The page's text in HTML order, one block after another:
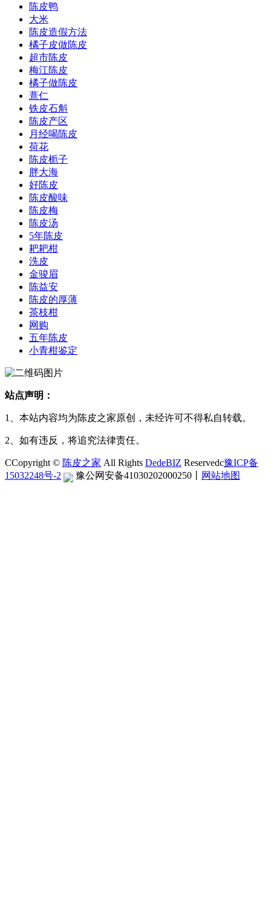
陈皮鸭
大米
陈皮造假方法
橘子皮做陈皮
超市陈皮
梅江陈皮
橘子做陈皮
薏仁
铁皮石斛
陈皮产区
月经喝陈皮
荷花
陈皮栀子
胖大海
好陈皮
陈皮酸味
陈皮梅
陈皮汤
5年陈皮
耙耙柑
洗皮
金骏眉
陈益安
陈皮的厚薄
茶枝柑
网购
五年陈皮
小青柑鉴定
站点声明：
1、本站内容均为陈皮之家原创，未经许可不得私自转载。
2、如有违反，将追究法律责任。
CCopyright © 陈皮之家 All Rights DedeBIZ Reservedc豫ICP备
15032248号-2
豫公网安备41030202000250 网站地图